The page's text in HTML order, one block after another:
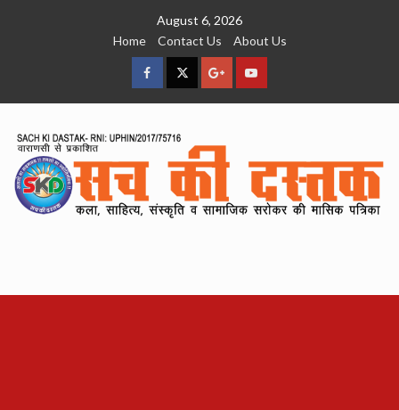
August 6, 2026
Home
Contact Us About Us
facebookTwitterGoogleYouTube